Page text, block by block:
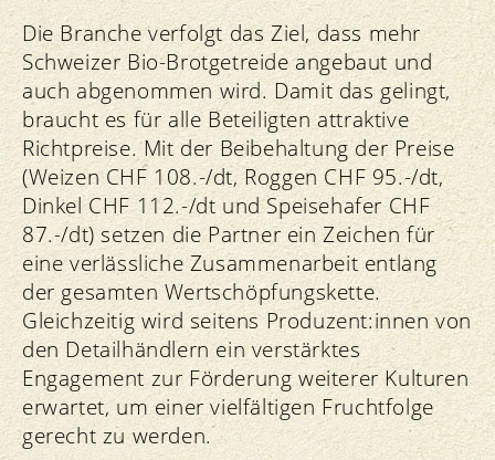
Die Branche verfolgt das Ziel, dass mehr
Schweizer Bio-Brotgetreide angebaut und
auch abgenommen wird. Damit das gelingt,
braucht es für alle Beteiligten attraktive
Richtpreise. Mit der Beibehaltung der Preise
(Weizen CHF 108.-/dt, Roggen CHF 95.-/dt,
Dinkel CHF 112.-/dt und Speisehafer CHF
87.-/dt) setzen die Partner ein Zeichen für
eine verlässliche Zusammenarbeit entlang
der gesamten Wertschöpfungskette.
Gleichzeitig wird seitens Produzent:innen von
den Detailhändlern ein verstärktes
Engagement zur Förderung weiterer Kulturen
erwartet, um einer vielfältigen Fruchtfolge
gerecht zu werden.